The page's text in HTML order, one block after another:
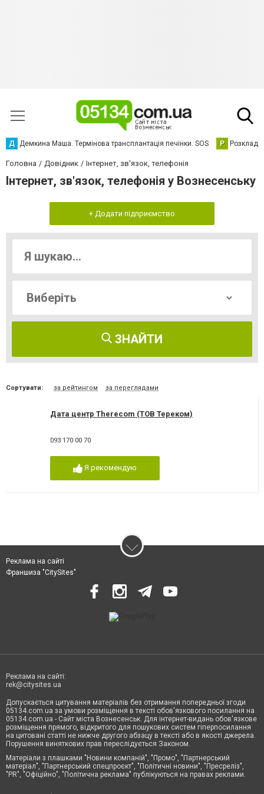
Д Демкина Маша. Термінова трансплантація печінки. SOS Р Розклад
Головна Довідник Інтернет, зв'язок, телефонія
Інтернет, зв'язок, телефонія у Вознесенську
+ Додати підприємство
ЗНАЙТИ
Сортувати: за рейтингом за переглядами
Дата центр Therecom (ТОВ Тереком)
093 170 00 70
Я рекомендую
Реклама на сайті
Франшиза "CitySites"
Реклама на сайті:
rek@citysites.ua
Допускається цитування матеріалів без отримання попередньої згоди
05134.com.ua за умови розміщення в тексті обов'язкового посилання на
05134.com.ua - Сайт міста Вознесенськ. Для інтернет-видань обов'язкове
розміщення прямого, відкритого для пошукових систем гіперпосилання
на цитовані статті не нижче другого абзацу в тексті або в якості джерела.
Порушення виняткових прав переслідується Законом.
Матеріали з плашками "Новини компаній", "Промо", "Партнерський
матеріал", "Партнерський спецпроєкт", "Політичні новини", "Пресреліз",
"PR", "Офіційно", "Політична реклама" публікуються на правах реклами.